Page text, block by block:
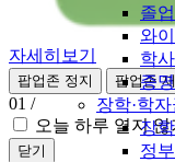
자세히보기
팝업존 정지 팝업존
01 /
오늘 하루 열지 않
닫기
졸
와
학
증
장학·학자
장학
정